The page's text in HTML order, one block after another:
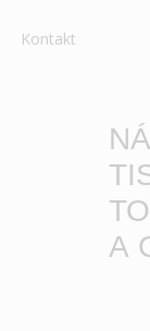
Kontakt
A